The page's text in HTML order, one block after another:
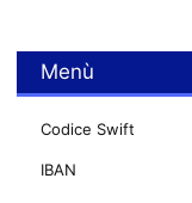
Menù
Codice Swift
IBAN